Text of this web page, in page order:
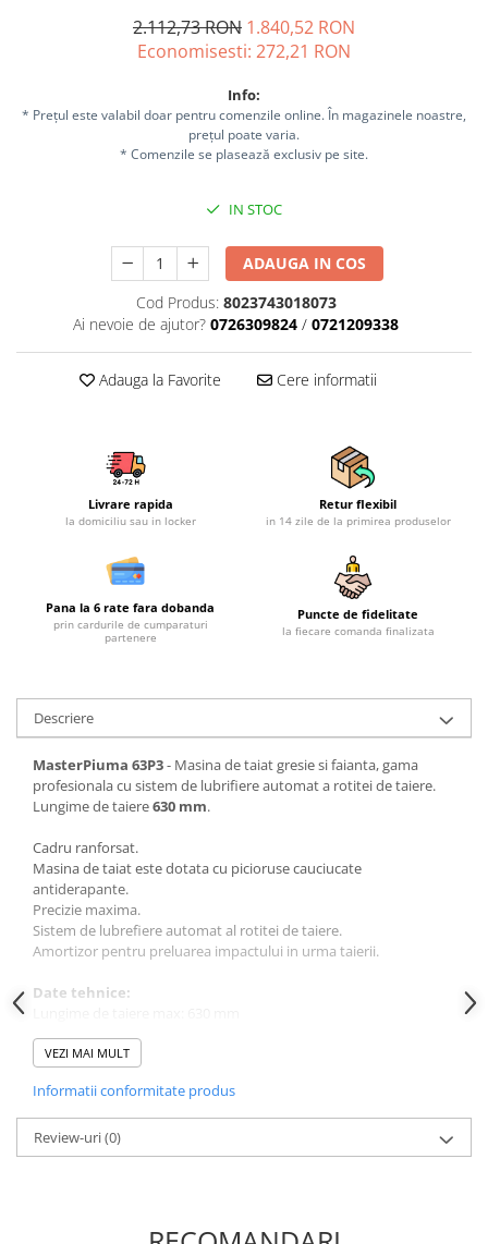
Masini de framantat aluat
Storcatoare de rosii
Mobilier gradina
Depozitare gradina
Gratare si accesorii
Freze de zapada
Masini de maturat
Suflante & Aspiratoare frunze
Unelte de gradinarit
Dispozitive de imprastiat si
semanat
Roabe si carucioare
Sere si solarii
Plase si folii pentru gradinarit
Alte unelte de gradinarit
Echipamente de protectie pentru
gradina
Casti de protectie
Manusi de lucru
Ochelari de protectie
Electrice si Iluminat
Sisteme fotovoltaice
Constructii
Masini de taiat
Masini de taiat beton / asfalt
Masini de taiat gresie / faianta
Masini de prelucrat fier-beton
2.112,73 RON 1.840,52 RON
Economisesti: 272,21 RON
Info:
* Prețul este valabil doar pentru comenzile online. În magazinele noastre,
prețul poate varia.
* Comenzile se plasează exclusiv pe site.
IN STOC
ADAUGA IN COS
Cod Produs: 8023743018073
Ai nevoie de ajutor? 0726309824 / 0721209338
Adauga la Favorite Cere informatii
Livrare rapida
la domiciliu sau in locker
Retur flexibil
in 14 zile de la primirea produselor
Pana la 6 rate fara dobanda
prin cardurile de cumparaturi
partenere
Puncte de fidelitate
la fiecare comanda finalizata
Descriere
MasterPiuma 63P3- Masina de taiat gresie si faianta, gama
profesionala cu sistem de lubrifiere automat a rotitei de taiere.
Lungime de taiere630 mm.
Cadru ranforsat.
Masina de taiat este dotata cu picioruse cauciucate
antiderapante.
Precizie maxima.
Sistem de lubrefiere automat al rotitei de taiere.
Amortizor pentru preluarea impactului in urma taierii.
Date tehnice:
Lungime de taiere max. in diagonala: 440 x 440 mm
Grosime de taiere max: 0-22 mm
VEZI MAI MULT
Informatii conformitate produs
Review-uri(0)